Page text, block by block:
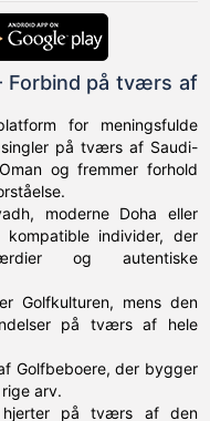
Forbind på tværs af
for meningsfulde
singler på tværs af Saudi-
og fremmer forhold
moderne Doha eller
individer, der
og autentiske
Golfkulturen, mens den
på tværs af hele
Golfbeboere, der bygger
arv.
hjerter på tværs af den